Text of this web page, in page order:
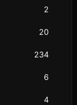
2
20
234
6
4